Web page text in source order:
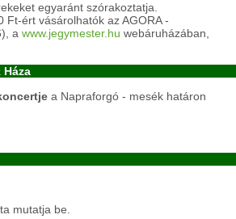
egyaránt szórakoztatja.
ért vásárolhatók az AGORA -
a www.jegymester.hu webáruházában,
Háza
a Napraforgó - mesék határon
mutatja be.